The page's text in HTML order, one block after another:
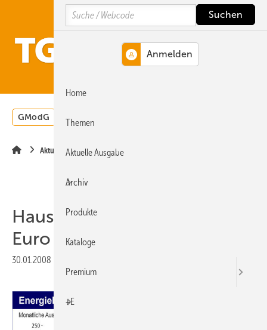
Hauptinhalt
Hauptmenü
SiteSearch
GModG Wärmepumpe
Aktuelle Meldung
Haushalte: 100.000.000.000
Euro für Energie
30.01.2008
Search
Home
Themen
Aktuelle Ausgabe
Archiv
Produkte
Kataloge
Premium
+E